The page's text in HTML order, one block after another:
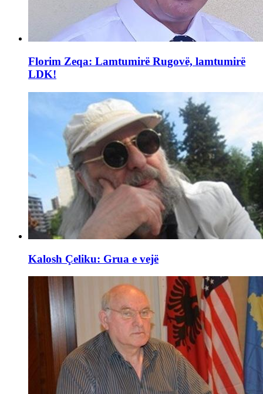
Florim Zeqa: Lamtumirë Rugovë, lamtumirë
LDK!
Kalosh Çeliku: Grua e vejë